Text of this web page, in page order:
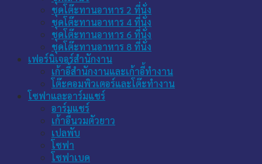
ชุดโต๊ะทานอาหาร 2 ที่นั่ง
ชุดโต๊ะทานอาหาร 4 ที่นั่ง
ชุดโต๊ะทานอาหาร 6 ที่นั่ง
ชุดโต๊ะทานอาหาร 8 ที่นั่ง
เฟอร์นิเจอร์สำนักงาน
เก้าอี้สำนักงานและเก้าอี้ทำงาน
โต๊ะคอมพิวเตอร์และโต๊ะทำงาน
โซฟาและอาร์มแชร์
อาร์มแชร์
เก้าอี้นวมตัวยาว
เปลพับ
โซฟา
โซฟาเบด